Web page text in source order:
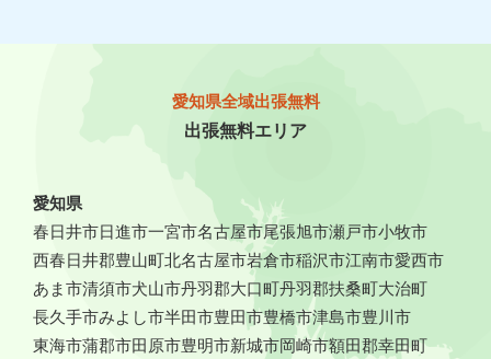
愛知県全域出張無料
出張無料エリア
愛知県
春日井市日進市一宮市名古屋市尾張旭市瀬戸市小牧市
西春日井郡豊山町北名古屋市岩倉市稲沢市江南市愛西市
あま市清須市犬山市丹羽郡大口町丹羽郡扶桑町大治町
長久手市みよし市半田市豊田市豊橋市津島市豊川市
東海市蒲郡市田原市豊明市新城市岡崎市額田郡幸田町